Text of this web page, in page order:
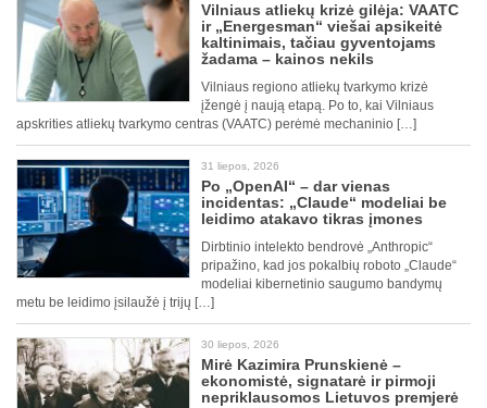
Vilniaus atliekų krizė gilėja: VAATC
ir „Energesman“ viešai apsikeitė
kaltinimais, tačiau gyventojams
žadama – kainos nekils
Vilniaus regiono atliekų tvarkymo krizė
įžengė į naują etapą. Po to, kai Vilniaus
apskrities atliekų tvarkymo centras (VAATC) perėmė mechaninio […]
31 liepos, 2026
Po „OpenAI“ – dar vienas
incidentas: „Claude“ modeliai be
leidimo atakavo tikras įmones
Dirbtinio intelekto bendrovė „Anthropic“
pripažino, kad jos pokalbių roboto „Claude“
modeliai kibernetinio saugumo bandymų
metu be leidimo įsilaužė į trijų […]
30 liepos, 2026
Mirė Kazimira Prunskienė –
ekonomistė, signatarė ir pirmoji
nepriklausomos Lietuvos premjerė